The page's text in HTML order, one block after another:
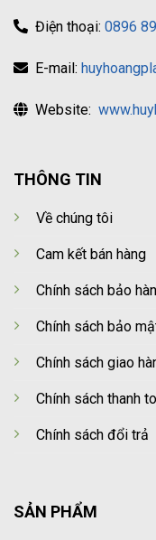
Điện thoại: 0896
E-mail:
Website:
THÔNG TIN
Về chúng tôi
Cam kết bán hàng
Chính sách bảo
Chính sách bảo
Chính sách giao
Chính sách thanh
Chính sách đổi trả
SẢN PHẨM